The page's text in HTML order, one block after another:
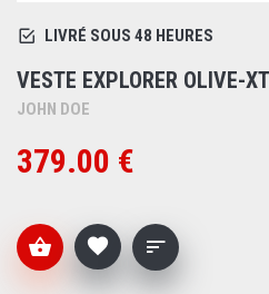
LIVRÉ SOUS 48 HEURES
VESTE EXPLORER OLIVE-
JOHN DOE
379.00 €